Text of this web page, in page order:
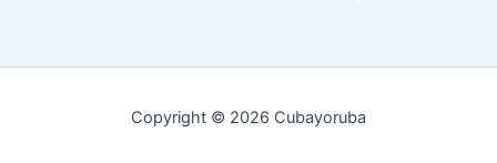
Copyright © 2026 Cubayoruba